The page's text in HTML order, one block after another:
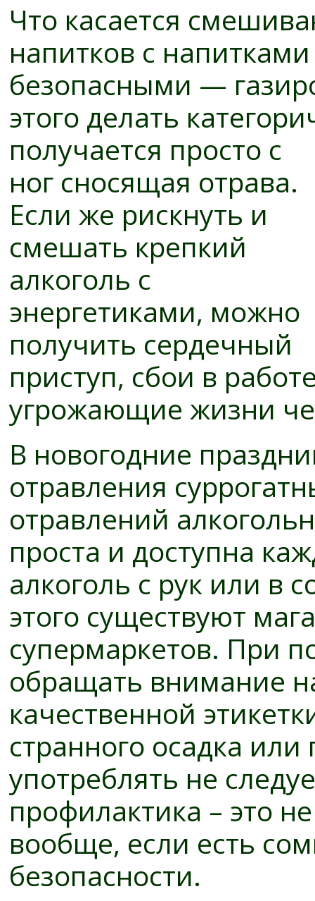
Что касается
напитков с
безопасными —
этого делать
получается просто с
ног сносящая отрава.
Если же рискнуть и
смешать крепкий
алкоголь с
энергетиками, можно
получить сердечный
приступ, сбои в
угрожающие жизни
В новогодние
отравления
отравлений
проста и доступна
алкоголь с рук или в
этого существуют
супермаркетов. При
обращать внимание
качественной
странного осадка
употреблять не
профилактика – это
вообще, если есть
безопасности.